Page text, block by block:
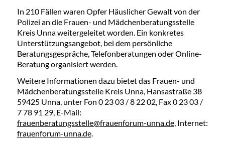
In 210 Fällen waren Opfer Häuslicher Gewalt von der
Polizei an die Frauen- und Mädchenberatungsstelle
Kreis Unna weitergeleitet worden. Ein konkretes
Unterstützungsangebot, bei dem persönliche
Beratungsgespräche, Telefonberatungen oder Online-
Beratung organisiert werden.
Weitere Informationen dazu bietet das Frauen- und
Mädchenberatungsstelle Kreis Unna, Hansastraße 38
59425 Unna, unter Fon 0 23 03 / 8 22 02, Fax 0 23 03 /
7 78 91 29, E-Mail:
frauenberatungsstelle@frauenforum-unna.de, Internet:
frauenforum-unna.de.